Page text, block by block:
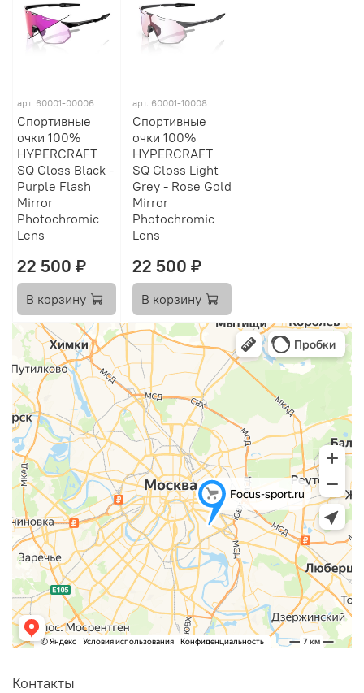
арт. 60001-00006
Спортивные
очки 100%
HYPERCRAFT
SQ Gloss Black -
Purple Flash
Mirror
Photochromic
Lens
22 500 ₽
В корзину
арт. 60001-10008
Спортивные
очки 100%
HYPERCRAFT
SQ Gloss Light
Grey - Rose Gold
Mirror
Photochromic
Lens
22 500 ₽
В корзину
Контакты